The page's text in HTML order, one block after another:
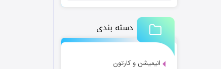
دسته بندی
انیمیشن و کارتون